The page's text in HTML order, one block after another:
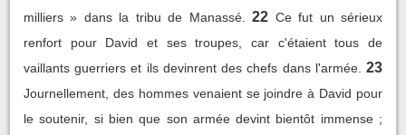
milliers » dans la tribu de Manassé.
22 Ce fut un sérieux
renfort pour David et ses troupes, car c'étaient tous de
vaillants guerriers et ils devinrent des chefs dans l'armée. 23
Journellement, des hommes venaient se joindre à David pour
le soutenir, si bien que son armée devint bientôt immense ;